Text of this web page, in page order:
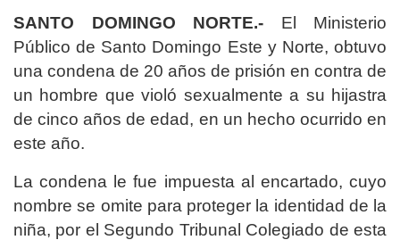
SANTO DOMINGO NORTE.- El Ministerio
Público de Santo Domingo Este y Norte, obtuvo
una condena de 20 años de prisión en contra de
un hombre que violó sexualmente a su hijastra
de cinco años de edad, en un hecho ocurrido en
este año.
La condena le fue impuesta al encartado, cuyo
nombre se omite para proteger la identidad de la
niña, por el Segundo Tribunal Colegiado de esta